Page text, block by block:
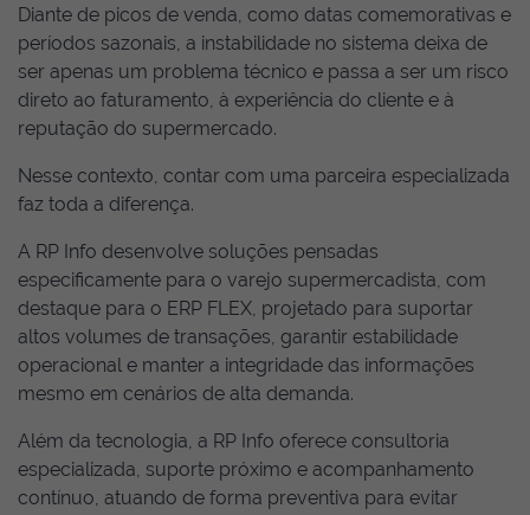
Diante de picos de venda, como datas comemorativas e
períodos sazonais, a instabilidade no sistema deixa de
ser apenas um problema técnico e passa a ser um risco
direto ao faturamento, à experiência do cliente e à
reputação do supermercado.
Nesse contexto, contar com uma parceira especializada
faz toda a diferença.
A RP Info desenvolve soluções pensadas
especificamente para o varejo supermercadista, com
destaque para o ERP FLEX, projetado para suportar
altos volumes de transações, garantir estabilidade
operacional e manter a integridade das informações
mesmo em cenários de alta demanda.
Além da tecnologia, a RP Info oferece consultoria
especializada, suporte próximo e acompanhamento
contínuo, atuando de forma preventiva para evitar